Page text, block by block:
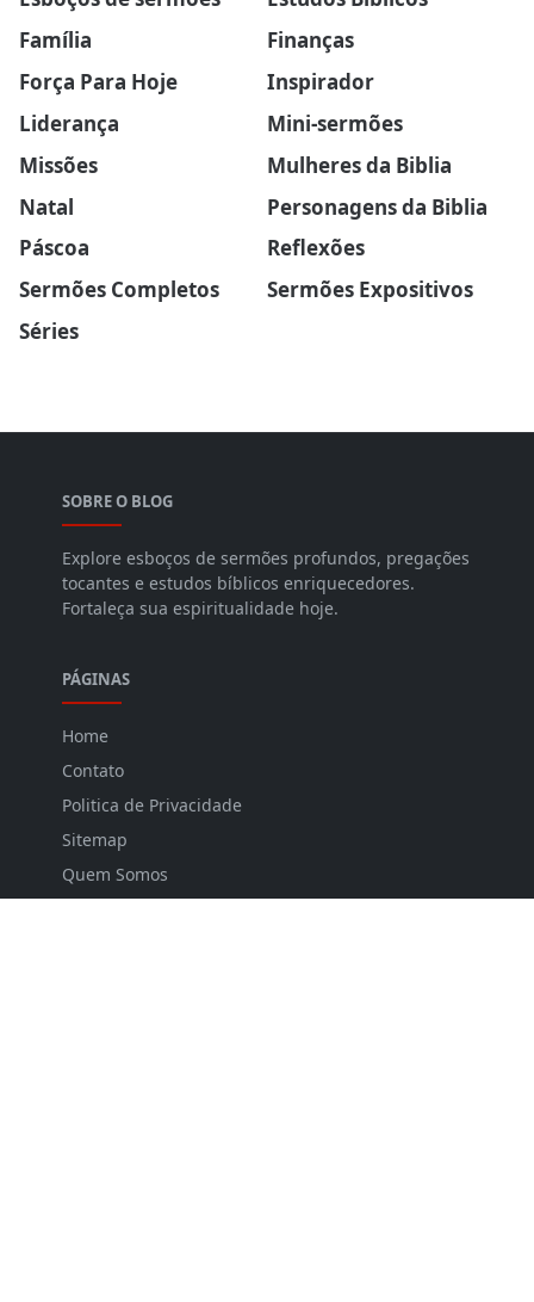
Família
Finanças
Força Para Hoje
Inspirador
Liderança
Mini-sermões
Missões
Mulheres da Biblia
Natal
Personagens da Biblia
Páscoa
Reflexões
Sermões Completos
Sermões Expositivos
Séries
SOBRE O BLOG
Explore esboços de sermões profundos, pregações
tocantes e estudos bíblicos enriquecedores.
Fortaleça sua espiritualidade hoje.
PÁGINAS
Home
Contato
Politica de Privacidade
Sitemap
Quem Somos